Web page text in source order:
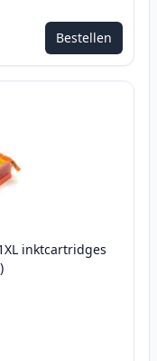
Bestellen
inktcartridges